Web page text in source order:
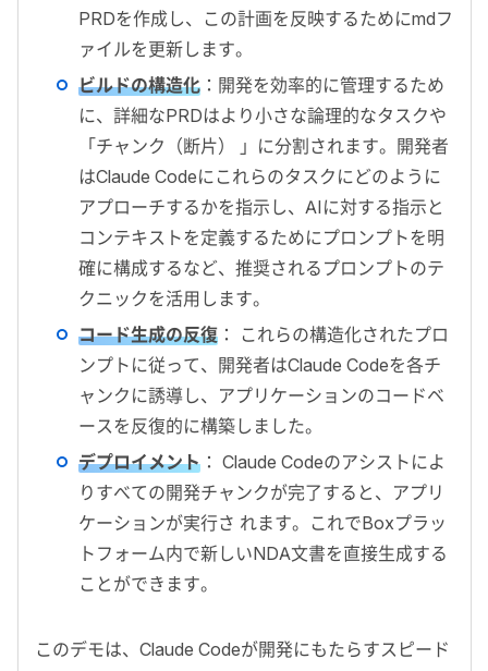
PRDを作成し、この計画を反映するためにmdフ
ァイルを更新します。
ビルドの構造化 ：開発を効率的に管理するため
に、詳細なPRDはより小さな論理的なタスクや
「チャンク（断片） 」に分割されます。開発者
はClaude Codeにこれらのタスクにどのように
アプローチするかを指示し、AIに対する指示と
コンテキストを定義するためにプロンプトを明
確に構成するなど、推奨されるプロンプトのテ
クニックを活用します。
コード生成の反復 ： これらの構造化されたプロ
ンプトに従って、開発者はClaude Codeを各チ
ャンクに誘導し、アプリケーションのコードベ
ースを反復的に構築しました。
デプロイメント ： Claude Codeのアシストによ
りすべての開発チャンクが完了すると、アプリ
ケーションが実行さ れます。これでBoxプラッ
トフォーム内で新しいNDA文書を直接生成する
ことができます。
このデモは、Claude Codeが開発にもたらすスピード